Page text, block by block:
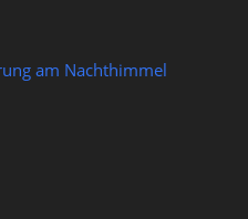
am Nachthimmel